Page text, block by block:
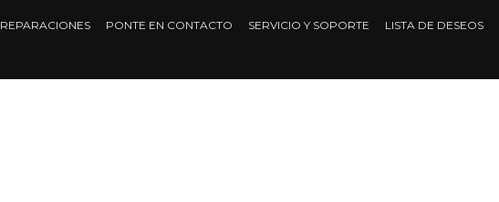
REPARACIONES PONTE EN CONTACTO SERVICIO Y SOPORTE LISTA DE DESEOS